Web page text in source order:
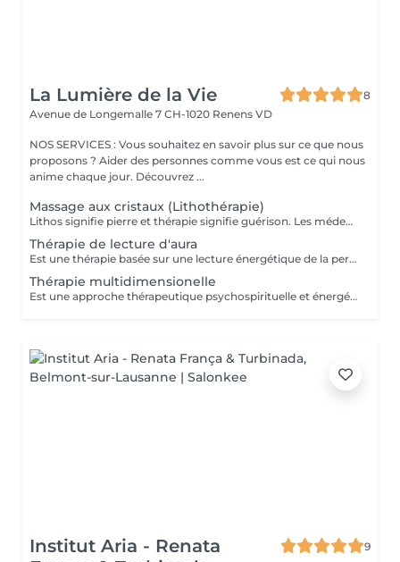
La Lumière de la Vie
8
Avenue de Longemalle 7 CH-1020 Renens VD
NOS SERVICES : Vous souhaitez en savoir plus sur ce que nous
proposons ? Aider des personnes comme vous est ce qui nous
anime chaque jour. Découvrez ...
Massage aux cristaux (Lithothérapie)
Lithos signifie pierre et thérapie signifie guérison. Les médecins et astrologues de l'Antiquité recommandaient aux gens de placer des pierres dans leurs vêtements afin d'obtenir un effet positif sur leur santé. Les pierres ont une énergie et une composition chimique qui influencent et affectent notre corps. Chaque type de pierre possède des propriétés spécifiques, une vibration particulière, plus ou moins adaptée à notre organisme. Saviez-vous qu'en plus d'être belles, les pierres précieuses et semi-précieuses ont l'incroyable pouvoir de nous aider à nous sentir mieux ? Mieux dormir, être plus sociable, prendre confiance en soi ou améliorer sa concentration sont quelques-uns des bienfaits des pierres. Savez-vous quelles pierres sont curatives ? Les pierres ont des pouvoirs étonnants, elles agissent sur le corps et l'esprit grâce à leurs vibrations et chacune d'entre elles apporte une influence particulière à celui qui la porte. Il est donc important de choisir la bonne pierre en fonction de l'effet recherché. Saviez-vous, par exemple, que le quartz rose peut vous aider à surmonter une rupture douloureuse ?
Thérapie de lecture d'aura
Est une thérapie basée sur une lecture énergétique de la personne. L'aura contient un ensemble d'informations qui aident à percevoir le moment présent, révélant des aspects de notre histoire personnelle dans la vie actuelle et dans les vies antérieures, des schémas de comportement qui peuvent se répéter et qui, lorsqu'ils deviennent conscients et intégrés, cessent d'avoir un sens et peuvent être supprimés, ainsi que d'autres obstacles possibles qui entravent notre bien-être, notre développement spirituel, matériel et créatif, entre autres aspects. Dans l'Aura Reading, le thérapeute capte des couleurs, des symboles et des images qui traduisent l'état d'esprit du patient, ainsi que les défis et les leçons qui, au moment présent, sont importants pour son processus de connaissance de soi, de transformation et de croissance. Venez et apprenez à connaître votre essence, votre vie ne sera plus jamais la même...
Thérapie multidimensionelle
Est une approche thérapeutique psychospirituelle et énergétique. La thérapie multidimensionnelle est une technique d'amour qui ancre les fréquences de la paix, du pardon, du respect, de la compassion, de l'amour, de la foi et de l'abandon. Tout le monde peut bénéficier de cette thérapie. Elle favorise la connexion de la conscience et l'intégration de nos différents corps multidimensionnels (physique, mental, émotionnel, spirituel), grâce à l'intervention aimante d'une équipe d'Êtres de Lumière et de Maîtres Ascensionnés. La connexion avec cette équipe multidimensionnelle se fait à travers le cur du thérapeute, le portail de la connexion divine, et de là, l'harmonisation et l'élévation de la vibration de ceux qui la recherchent ont lieu. La thérapie dure une heure et peut se faire à distance ou en personne. Elle commence par une conversation sur les besoins du client, puis le client est invité à s'allonger sur un divan pour recevoir la thérapie et, à la fin, un rapport de séance est partagé. La thérapie opère dans des champs très subtils et il peut y avoir ou non des sensations pendant la thérapie. Les bienfaits suivants peuvent être transmis, qui peuvent provenir de cette vie, de vies parallèles ou de vies antérieures : - Libération de sentiments tels que les blessures, les rancurs, les peurs ou l'insécurité ; - Nettoyage spirituel des énergies denses ; - Sauvetage de l'âme ou de parties du corps dimensionnel ; - Harmonisation des croyances limitantes, telles que la pénurie, le manque, les dépendances, le ressentiment, entre autres. - Guérison émotionnelle ; - Libération d'accords ou de contrats karmiques ; - Harmonisation des relations ; - Ouverture des voies de la prospérité ; - Harmonisation de maisons ou de projets.
Institut Aria - Renata
9